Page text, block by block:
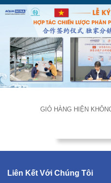
GIỎ HÀNG HIỆN
Liên Kết Với Chúng Tôi